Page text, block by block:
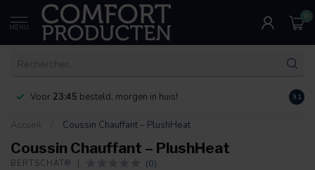
MENU
0
Voor 23:45 besteld, morgen in huis! 9.1
Accueil Coussin Chauffant – PlushHeat
Coussin Chauffant – PlushHeat
BERTSCHAT® (0)